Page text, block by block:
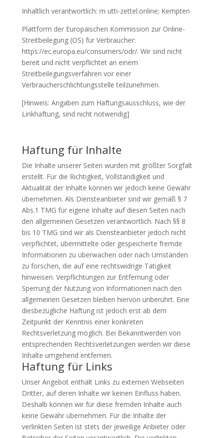
Inhaltlich verantwortlich: m utti-zettel.online; Kempten
Plattform der Europäischen Kommission zur Online-
Streitbeilegung (OS) für Verbraucher:
https://ec.europa.eu/consumers/odr/. Wir sind nicht
bereit und nicht verpflichtet an einem
Streitbeilegungsverfahren vor einer
Verbraucherschlichtungsstelle teilzunehmen.
[Hinweis: Angaben zum Haftungsausschluss, wie der
Linkhaftung, sind nicht notwendig]
Haftung für Inhalte
Die Inhalte unserer Seiten wurden mit größter Sorgfalt
erstellt. Für die Richtigkeit, Vollständigkeit und
Aktualität der Inhalte können wir jedoch keine Gewähr
übernehmen. Als Diensteanbieter sind wir gemäß § 7
Abs.1 TMG für eigene Inhalte auf diesen Seiten nach
den allgemeinen Gesetzen verantwortlich. Nach §§ 8
bis 10 TMG sind wir als Diensteanbieter jedoch nicht
verpflichtet, übermittelte oder gespeicherte fremde
Informationen zu überwachen oder nach Umständen
zu forschen, die auf eine rechtswidrige Tätigkeit
hinweisen. Verpflichtungen zur Entfernung oder
Sperrung der Nutzung von Informationen nach den
allgemeinen Gesetzen bleiben hiervon unberührt. Eine
diesbezügliche Haftung ist jedoch erst ab dem
Zeitpunkt der Kenntnis einer konkreten
Rechtsverletzung möglich. Bei Bekanntwerden von
entsprechenden Rechtsverletzungen werden wir diese
Inhalte umgehend entfernen.
Haftung für Links
Unser Angebot enthält Links zu externen Webseiten
Dritter, auf deren Inhalte wir keinen Einfluss haben.
Deshalb können wir für diese fremden Inhalte auch
keine Gewähr übernehmen. Für die Inhalte der
verlinkten Seiten ist stets der jeweilige Anbieter oder